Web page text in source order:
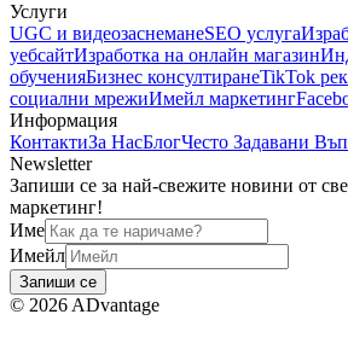
Услуги
UGC и видеозаснеманеSEO услуга
уебсайтИзработка на онлайн магазин
обученияБизнес консултиранеTikTok
социални мрежиИмейл маркетинг
Информация
КонтактиЗа НасБлогЧесто Задавани
Newsletter
Запиши се за най-свежите новини от
маркетинг!
Име
Имейл
Запиши се
© 2026 ADvantage